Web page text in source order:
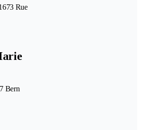
Rue
Bern